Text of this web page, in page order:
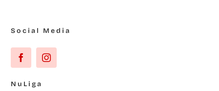
Social Media
NuLi­ga